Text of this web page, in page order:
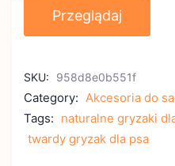
Przeglądaj
SKU: 958d8e0b551f
Category: Akcesoria do
Tags: naturalne gryzaki
twardy gryzak dla psa